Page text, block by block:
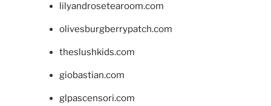
lilyandrosetearoom.com
olivesburgberrypatch.com
theslushkids.com
giobastian.com
glpascensori.com